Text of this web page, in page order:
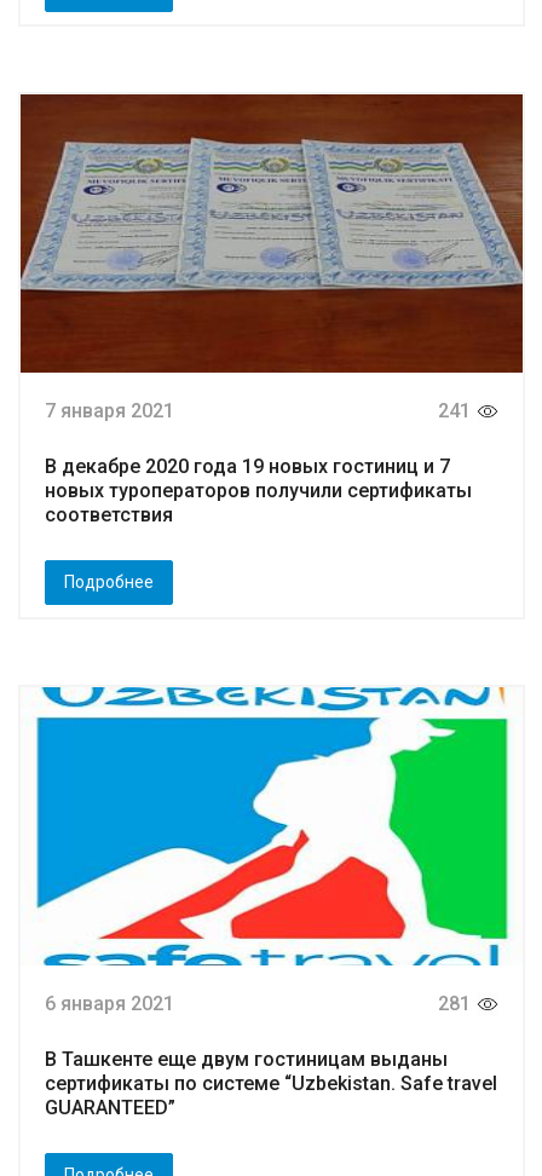
7 января 2021 241
В декабре 2020 года 19 новых гостиниц и 7
новых туроператоров получили сертификаты
соответствия
Подробнее
6 января 2021 281
В Ташкенте еще двум гостиницам выданы
сертификаты по системе “Uzbekistan. Safe travel
GUARANTEED”